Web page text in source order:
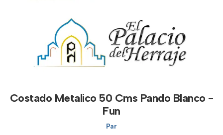
Costado Metalico 50 Cms Pando Blanco -
Fun
Par